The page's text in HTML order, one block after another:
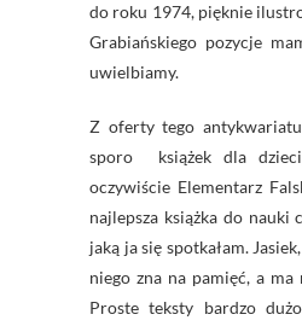
do roku 1974, pięknie
Grabiańskiego pozycje
uwielbiamy.
Z oferty tego
sporo książek dla
oczywiście Elementarz
najlepsza książka do nauki
jaką ja się spotkałam.
niego zna na pamięć, a ma
Proste teksty bardzo